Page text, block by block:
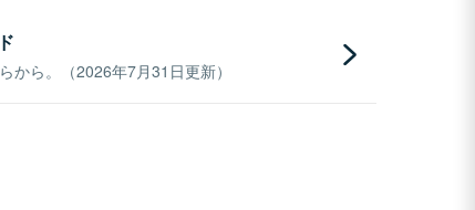
から。（2026年7月31日更新）